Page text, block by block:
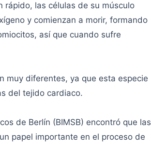
rápido, las células de su músculo
y comienzan a morir, formando
así que cuando sufre
muy diferentes, ya que esta especie
del tejido cardiaco.
de Berlín (BIMSB) encontró que las
papel importante en el proceso de